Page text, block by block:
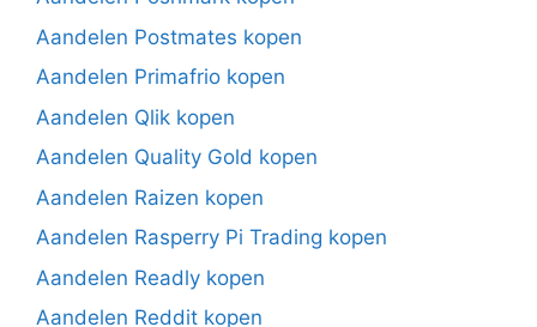
Aandelen Postmates kopen
Aandelen Primafrio kopen
Aandelen Qlik kopen
Aandelen Quality Gold kopen
Aandelen Raizen kopen
Aandelen Rasperry Pi Trading kopen
Aandelen Readly kopen
Aandelen Reddit kopen